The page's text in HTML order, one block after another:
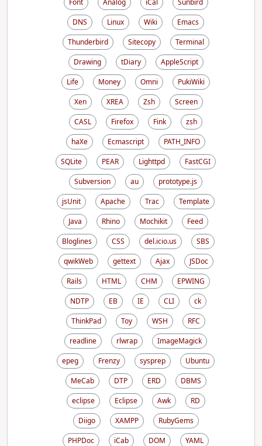
Font
Analog iCal
Sunbird
DNS
Linux Wiki
Emacs
Thunderbird
Sitecopy
Terminal
Drawing
tDiary
AppleScript
Life
Money Omni
PukiWiki
Xen
XREA Zsh
Screen
CASL
Firefox Fink
zsh
haXe
Ecmascript
PATH_INFO
SQLite
PEAR Lighttpd
FastCGI
Subversion
au
prototype.js
jsUnit
Apache Trac
Template
Java
Rhino Mochikit
Feed
Bloglines
CSS del.icio.us
SBS
qwikWeb
gettext Ajax
JSDoc
Rails
HTML CHM
EPWING
NDTP
EB IE CLI
ck
ThinkPad
Toy WSH
RFC
readline
rlwrap
ImageMagick
epeg
Frenzy sysprep
Ubuntu
MeCab
DTP ERD
DBMS
eclipse
Eclipse Awk
RD
Diigo
XAMPP
RubyGems
PHPDoc
iCab DOM
YAML